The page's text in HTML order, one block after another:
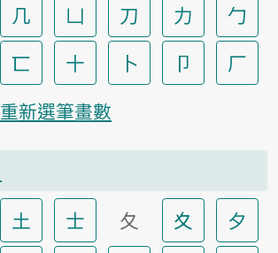
几 凵 刀 力
勹
匸 十 卜 卩
厂
重新選筆畫數
土 士 夂 夊
夕